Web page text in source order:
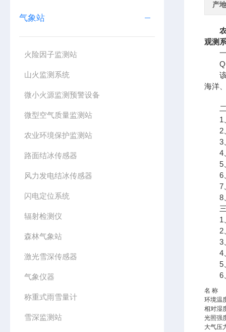
气象站
火险因子监测站
山火监测系统
微小火源监测预警设备
微型空气质量监测站
农业环境保护监测站
路面结冰传感器
风力发电结冰传感器
闪电定位系统
辐射检测仪
森林气象站
激光雪深传感器
气象仪器
称重式雨雪量计
雪深监测站
产
观测
一
该设
海洋
二
1、
2、
3、
4、
5、
6、
7、
8、
三
1、
2、
3、
4、
5、
6、
名 称
环境温
相对湿
光照强
大气压